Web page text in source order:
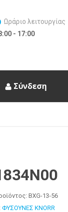
Ωράριο λειτουργίας
- 17:00
Σύνδεση
BXG-13-56
ΦΥΣΟΥΝΕΣ KNORR